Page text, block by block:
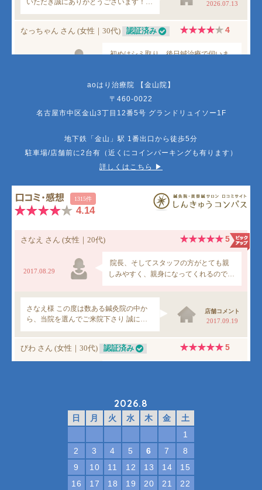
aoはり治療院 【金山院】
〒460-0022
名古屋市中区金山3丁目12番5号 グランドリュイソー1F
地下鉄「金山」駅 1番出口から徒歩5分
駐車場/店舗前に2台有（近くにコインパーキングも有ります）
詳しくはこちら ▶︎
2026.8
日 月 火 水 木 金
土
1
2
3 4 5 6 7
8
9
10 11 12 13 14
15
16
17 18 19 20 21
22